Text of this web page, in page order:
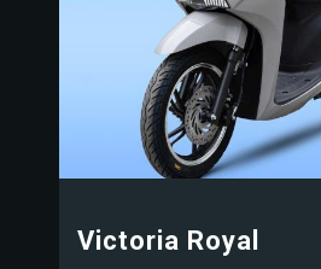
Victoria Royal